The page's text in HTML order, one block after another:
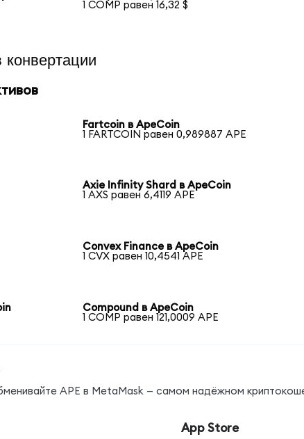
1 COMP равен 16,32 $
Fartcoin в ApeCoin
1 FARTCOIN равен 0,989887 APE
Axie Infinity Shard в ApeCoin
1 AXS равен 6,4119 APE
Convex Finance в ApeCoin
1 CVX равен 10,4541 APE
Compound в ApeCoin
1 COMP равен 121,0009 APE
APE в MetaMask — самом надёжном
App Store